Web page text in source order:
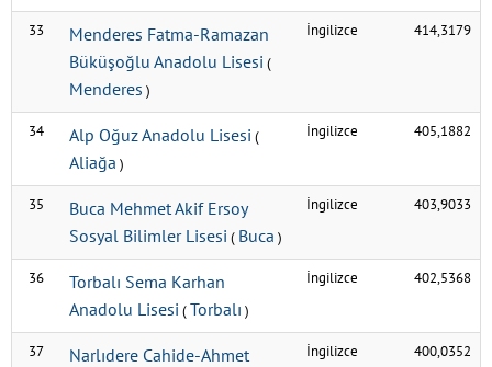
33
Menderes Fatma-Ramazan
Büküşoğlu Anadolu Lisesi (
Menderes )
İngilizce 414,3179
34 Alp Oğuz Anadolu Lisesi (
Aliağa )
İngilizce 405,1882
35
Buca Mehmet Akif Ersoy
Sosyal Bilimler Lisesi ( Buca )
İngilizce 403,9033
36
Torbalı Sema Karhan
Anadolu Lisesi (Torbalı )
İngilizce 402,5368
37
Narlıdere Cahide-Ahmet
İngilizce 400,0352